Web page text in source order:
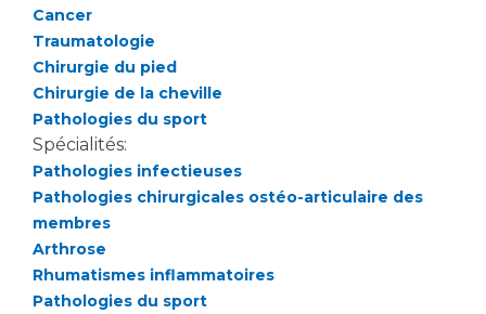
Cancer
Traumatologie
Chirurgie du pied
Chirurgie de la cheville
Pathologies du sport
Spécialités:
Pathologies infectieuses
Pathologies chirurgicales ostéo-articulaire des
membres
Arthrose
Rhumatismes inflammatoires
Pathologies du sport